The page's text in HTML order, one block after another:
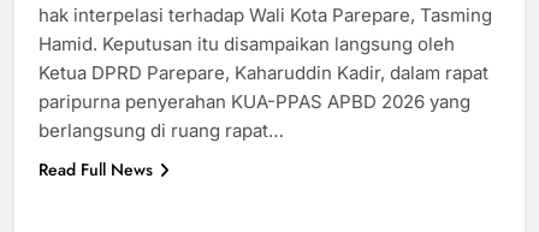
hak interpelasi terhadap Wali Kota Parepare, Tasming
Hamid. Keputusan itu disampaikan langsung oleh
Ketua DPRD Parepare, Kaharuddin Kadir, dalam rapat
paripurna penyerahan KUA-PPAS APBD 2026 yang
berlangsung di ruang rapat…
Read Full News